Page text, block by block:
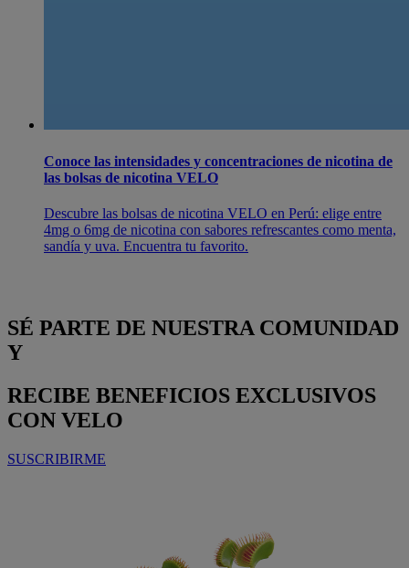
Conoce las intensidades y concentraciones de nicotina de
las bolsas de nicotina VELO
Descubre las bolsas de nicotina VELO en Perú: elige entre
4mg o 6mg de nicotina con sabores refrescantes como menta,
sandía y uva. Encuentra tu favorito.
SÉ PARTE DE NUESTRA COMUNIDAD
Y
RECIBE BENEFICIOS EXCLUSIVOS
CON VELO
SUSCRIBIRME